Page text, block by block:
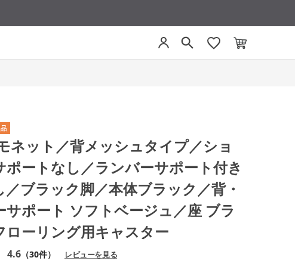
ネット／背メッシュタイプ／ショ
ポートなし／ランバーサポート付き
／ブラック脚／本体ブラック／背・
サポート ソフトベージュ／座 ブラ
ローリング用キャスター
4.6 （30件） レビューを見る